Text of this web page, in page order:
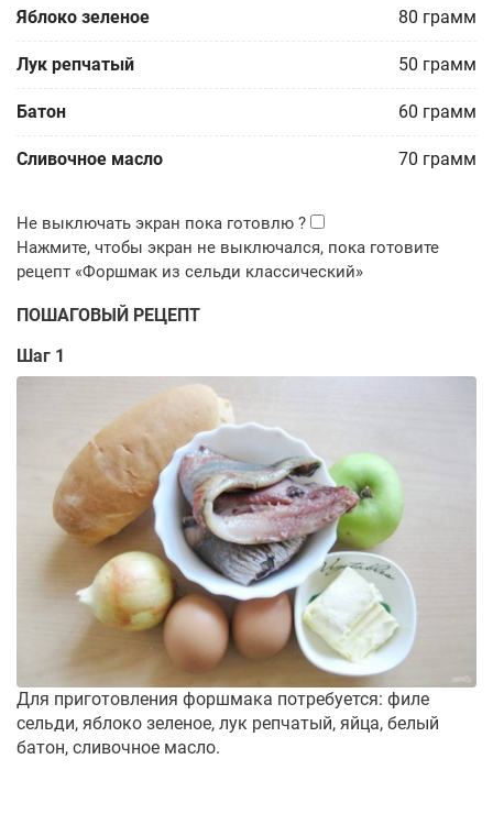
Яблоко зеленое 80 грамм
Лук репчатый 50 грамм
Батон 60 грамм
Сливочное масло 70 грамм
ПОШАГОВЫЙ РЕЦЕПТ
Шаг 1
Для приготовления форшмака потребуется: филе
сельди, яблоко зеленое, лук репчатый, яйца, белый
батон, сливочное масло.